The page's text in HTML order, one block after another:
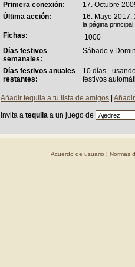
Primera conexión:
17. Octubre
Última acción:
16. Mayo 2017,
la página principal
Fichas:
1000
Días festivos
semanales:
Sábado y
Días festivos anuales
restantes:
10 días -
festivos
Añadir tequila a tu lista de amigos
Invita a tequila a un juego de
Acuerdo de usuario | Normas